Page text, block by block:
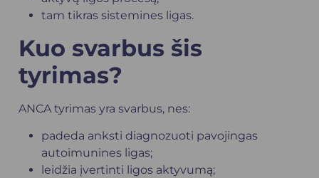
tam tikras sistemines ligas.
Kuo svarbus šis
tyrimas?
ANCA tyrimas yra svarbus, nes:
padeda anksti diagnozuoti pavojingas
autoimunines ligas;
leidžia įvertinti ligos aktyvumą;